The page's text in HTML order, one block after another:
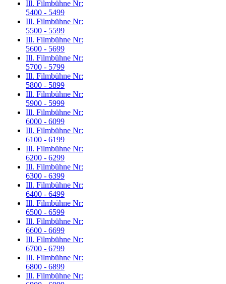
Ill. Filmbühne Nr:
5400 - 5499
Ill. Filmbühne Nr:
5500 - 5599
Ill. Filmbühne Nr:
5600 - 5699
Ill. Filmbühne Nr:
5700 - 5799
Ill. Filmbühne Nr:
5800 - 5899
Ill. Filmbühne Nr:
5900 - 5999
Ill. Filmbühne Nr:
6000 - 6099
Ill. Filmbühne Nr:
6100 - 6199
Ill. Filmbühne Nr:
6200 - 6299
Ill. Filmbühne Nr:
6300 - 6399
Ill. Filmbühne Nr:
6400 - 6499
Ill. Filmbühne Nr:
6500 - 6599
Ill. Filmbühne Nr:
6600 - 6699
Ill. Filmbühne Nr:
6700 - 6799
Ill. Filmbühne Nr:
6800 - 6899
Ill. Filmbühne Nr: